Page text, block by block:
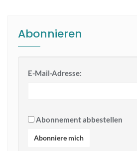
Abonnieren
E-Mail-Adresse:
Abonnement abbestellen
Abonniere mich